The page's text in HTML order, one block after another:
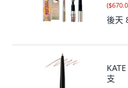
(
後天
支